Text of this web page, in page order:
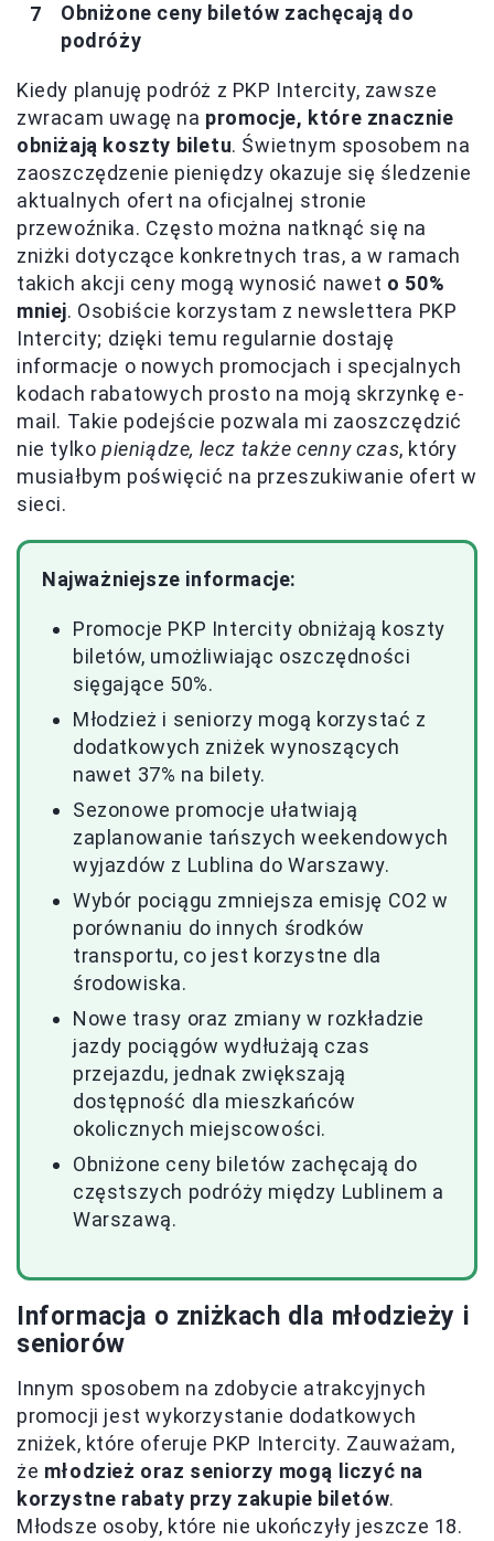
Obniżone ceny biletów zachęcają do
podróży
Kiedy planuję podróż z PKP Intercity, zawsze
zwracam uwagę na promocje, które znacznie
obniżają koszty biletu. Świetnym sposobem na
zaoszczędzenie pieniędzy okazuje się śledzenie
aktualnych ofert na oficjalnej stronie
przewoźnika. Często można natknąć się na
zniżki dotyczące konkretnych tras, a w ramach
takich akcji ceny mogą wynosić nawet o 50%
mniej. Osobiście korzystam z newslettera PKP
Intercity; dzięki temu regularnie dostaję
informacje o nowych promocjach i specjalnych
kodach rabatowych prosto na moją skrzynkę e-
mail. Takie podejście pozwala mi zaoszczędzić
nie tylko pieniądze, lecz także cenny czas, który
musiałbym poświęcić na przeszukiwanie ofert w
sieci.
Najważniejsze informacje:
Promocje PKP Intercity obniżają koszty
biletów, umożliwiając oszczędności
sięgające 50%.
Młodzież i seniorzy mogą korzystać z
dodatkowych zniżek wynoszących
nawet 37% na bilety.
Sezonowe promocje ułatwiają
zaplanowanie tańszych weekendowych
wyjazdów z Lublina do Warszawy.
Wybór pociągu zmniejsza emisję CO2 w
porównaniu do innych środków
transportu, co jest korzystne dla
środowiska.
Nowe trasy oraz zmiany w rozkładzie
jazdy pociągów wydłużają czas
przejazdu, jednak zwiększają
dostępność dla mieszkańców
okolicznych miejscowości.
Obniżone ceny biletów zachęcają do
częstszych podróży między Lublinem a
Warszawą.
Informacja o zniżkach dla młodzieży i
seniorów
Innym sposobem na zdobycie atrakcyjnych
promocji jest wykorzystanie dodatkowych
zniżek, które oferuje PKP Intercity. Zauważam,
że młodzież oraz seniorzy mogą liczyć na
korzystne rabaty przy zakupie biletów.
Młodsze osoby, które nie ukończyły jeszcze 18.